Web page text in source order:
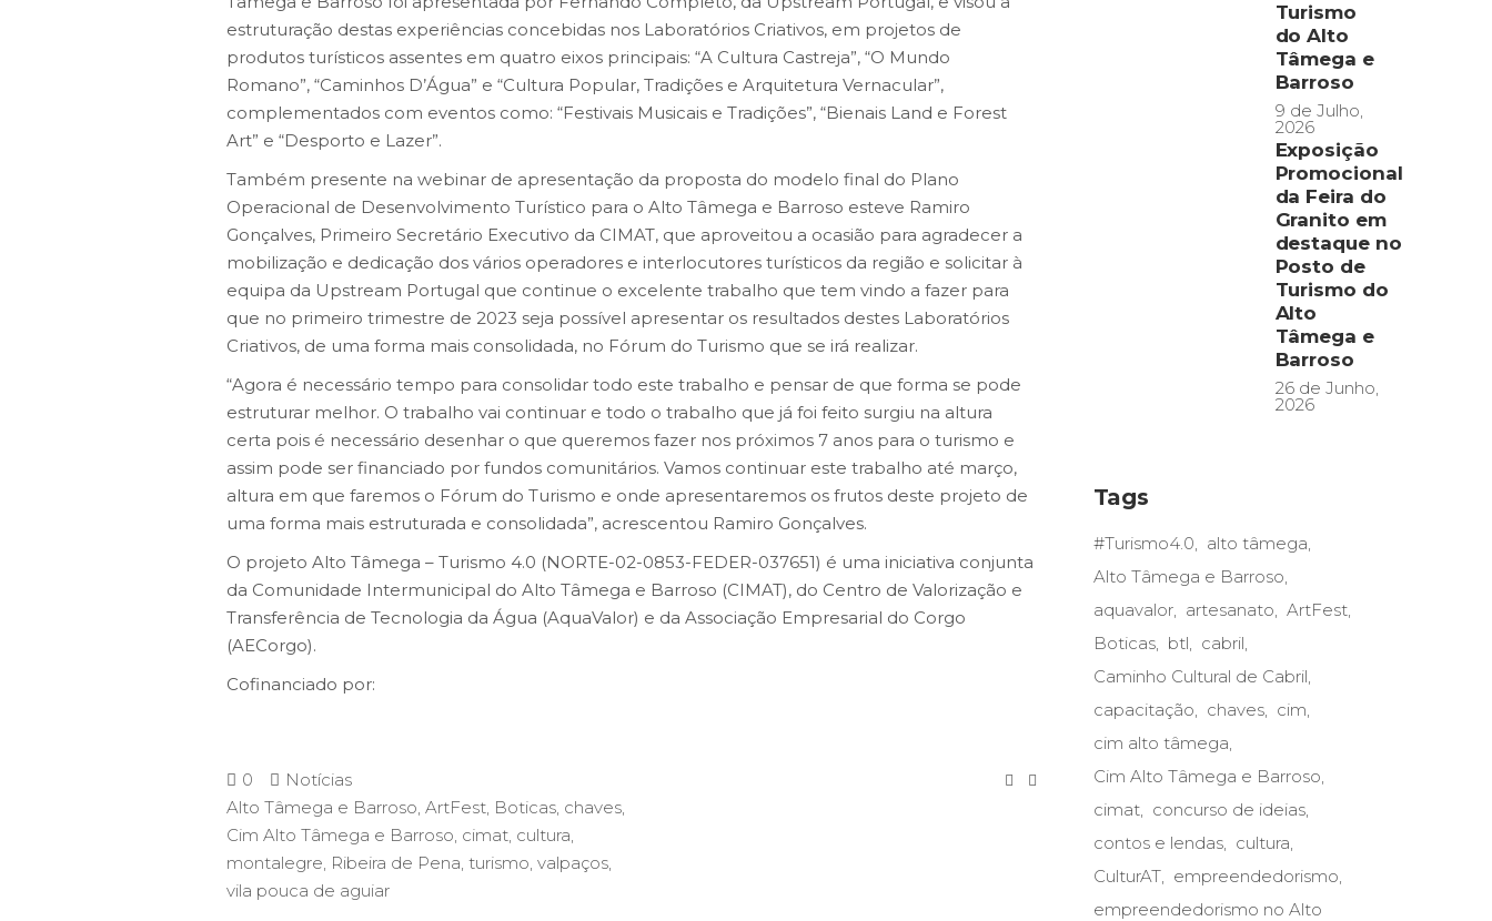
estruturação destas experiências concebidas nos Laboratórios Criativos, em projetos de
produtos turísticos assentes em quatro eixos principais: “A Cultura Castreja”, “O Mundo
Romano”, “Caminhos D’Água” e “Cultura Popular, Tradições e Arquitetura Vernacular”,
complementados com eventos como: “Festivais Musicais e Tradições”, “Bienais Land e Forest
Art” e “Desporto e Lazer”.
Também presente na webinar de apresentação da proposta do modelo final do Plano
Operacional de Desenvolvimento Turístico para o Alto Tâmega e Barroso esteve Ramiro
Gonçalves, Primeiro Secretário Executivo da CIMAT, que aproveitou a ocasião para agradecer a
mobilização e dedicação dos vários operadores e interlocutores turísticos da região e solicitar à
equipa da Upstream Portugal que continue o excelente trabalho que tem vindo a fazer para
que no primeiro trimestre de 2023 seja possível apresentar os resultados destes Laboratórios
Criativos, de uma forma mais consolidada, no Fórum do Turismo que se irá realizar.
“Agora é necessário tempo para consolidar todo este trabalho e pensar de que forma se pode
estruturar melhor. O trabalho vai continuar e todo o trabalho que já foi feito surgiu na altura
certa pois é necessário desenhar o que queremos fazer nos próximos 7 anos para o turismo e
assim pode ser financiado por fundos comunitários. Vamos continuar este trabalho até março,
altura em que faremos o Fórum do Turismo e onde apresentaremos os frutos deste projeto de
uma forma mais estruturada e consolidada”, acrescentou Ramiro Gonçalves.
O projeto Alto Tâmega – Turismo 4.0 (NORTE-02-0853-FEDER-037651) é uma iniciativa conjunta
da Comunidade Intermunicipal do Alto Tâmega e Barroso (CIMAT), do Centro de Valorização e
Transferência de Tecnologia da Água (AquaValor) e da Associação Empresarial do Corgo
(AECorgo).
Cofinanciado por:
0
Notícias
Alto Tâmega e Barroso, ArtFest, Boticas, chaves,
Cim Alto Tâmega e Barroso, cimat, cultura,
montalegre, Ribeira de Pena, turismo, valpaços,
vila pouca de aguiar
Turismo
do Alto
Tâmega e
Barroso
9 de Julho,
2026
Exposição
Promocional
da Feira do
Granito em
destaque no
Posto de
Turismo do
Alto
Tâmega e
Barroso
26 de Junho,
2026
Tags
#Turismo4.0
alto tâmega
Alto Tâmega e Barroso
aquavalor
artesanato
ArtFest
Boticas
btl
cabril
Caminho Cultural de Cabril
capacitação
chaves
cim
cim alto tâmega
Cim Alto Tâmega e Barroso
cimat
concurso de ideias
contos e lendas
cultura
CulturAT
empreendedorismo
empreendedorismo no Alto